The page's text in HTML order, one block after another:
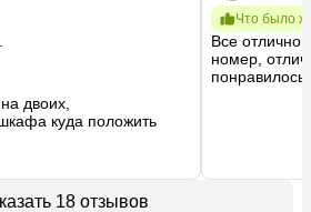
двоих,
куда положить
Что было
Все
номер,
понравилось
18 отзывов